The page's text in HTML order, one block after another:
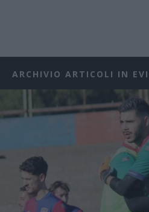
ARCHIVIO ARTICOLI IN